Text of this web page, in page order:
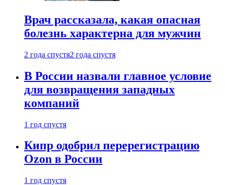
Врач рассказала, какая опасная
болезнь характерна для мужчин
2 года спустя2 года спустя
В России назвали главное условие
для возвращения западных
компаний
1 год спустя
Кипр одобрил перерегистрацию
Ozon в России
1 год спустя